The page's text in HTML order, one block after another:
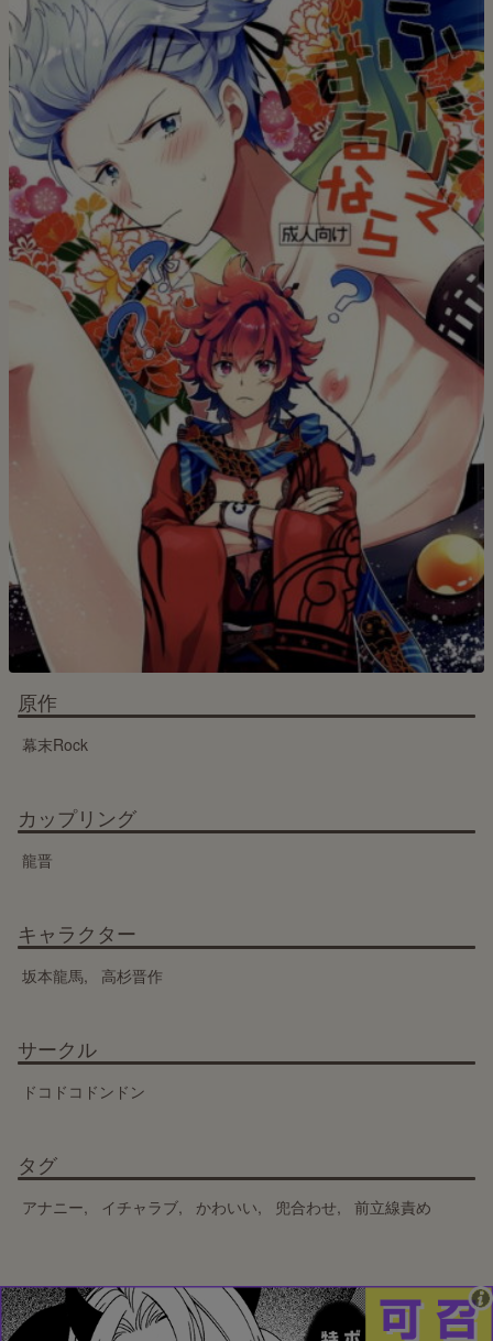
原作
幕末Rock
カップリング
龍晋
キャラクター
坂本龍馬 高杉晋作
サークル
ドコドコドンドン
タグ
アナニー イチャラブ かわいい 兜合わせ 前立線責め